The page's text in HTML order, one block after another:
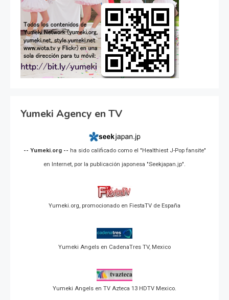
Yumeki Agency en TV
-- Yumeki.org -- ha sido calificado como el "Healthiest J-Pop fansite"
en Internet, por la publicación japonesa "Seekjapan.jp".
Yumeki.org, promocionado en FiestaTV de España
Yumeki Angels en CadenaTres TV, Mexico
Yumeki Angels en TV Azteca 13 HDTV Mexico.